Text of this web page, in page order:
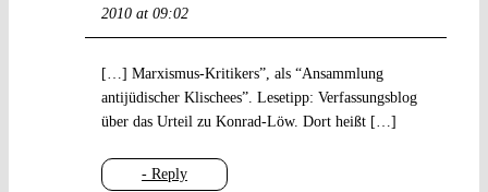
2010 at 09:02
- Reply
[…] Marxismus-Kritikers”, als “Ansammlung
antijüdischer Klischees”. Lesetipp: Verfassungsblog
über das Urteil zu Konrad-Löw. Dort heißt […]